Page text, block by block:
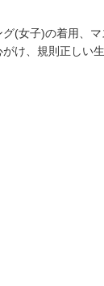
(女子)の着用、
け、規則正しい